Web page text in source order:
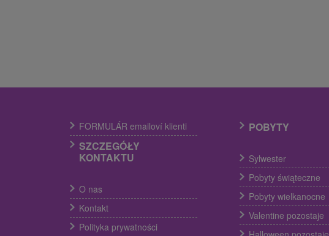
FORMULÁR emailoví klienti
SZCZEGÓŁY
KONTAKTU
O nas
Kontakt
Polityka prywatności
POBYTY
Sylwester
Pobyty świąteczne
Pobyty wielkanocne
Valentine pozostaje